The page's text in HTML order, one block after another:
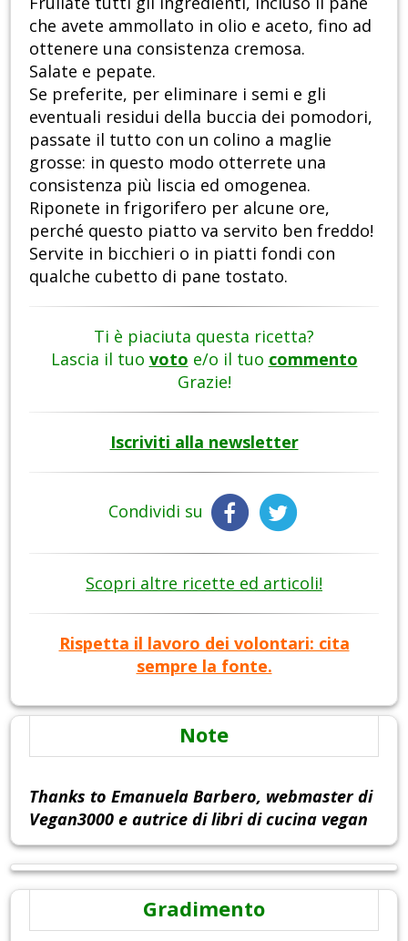
che avete ammollato in olio e aceto, fino ad
ottenere una consistenza cremosa.
Salate e pepate.
Se preferite, per eliminare i semi e gli
eventuali residui della buccia dei pomodori,
passate il tutto con un colino a maglie
grosse: in questo modo otterrete una
consistenza più liscia ed omogenea.
Riponete in frigorifero per alcune ore,
perché questo piatto va servito ben freddo!
Servite in bicchieri o in piatti fondi con
qualche cubetto di pane tostato.
Ti è piaciuta questa ricetta?
Lascia il tuo voto e/o il tuo commento
Grazie!
Iscriviti alla newsletter
Condividi su
Scopri altre ricette ed articoli!
Rispetta il lavoro dei volontari: cita
sempre la fonte.
Note
Thanks to Emanuela Barbero, webmaster di
Vegan3000 e autrice di libri di cucina vegan
Gradimento